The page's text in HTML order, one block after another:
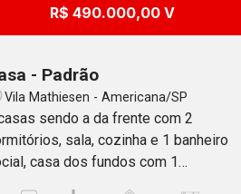
R$ 490.000,00 V
- Padrão
Vila Mathiesen - Americana/SP
sendo a da frente com 2
sala, cozinha e 1 banheiro
casa dos fundos com 1